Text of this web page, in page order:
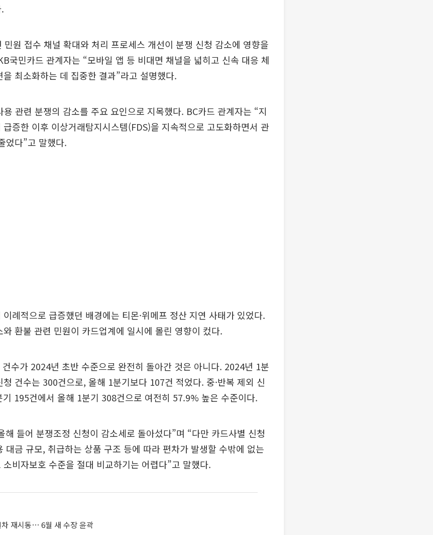
민원 접수 채널 확대와 처리 프로세스 개선이 분쟁 신청 감소에 영향을
국민카드 관계자는 “모바일 앱 등 비대면 채널을 넓히고 신속 대응 체
최소화하는 데 집중한 결과”라고 설명했다.
용 관련 분쟁의 감소를 주요 요인으로 지목했다. BC카드 관계자는 “지
증한 이후 이상거래탐지시스템(FDS)을 지속적으로 고도화하면서 관
었다”고 말했다.
례적으로 급증했던 배경에는 티몬·위메프 정산 지연 사태가 있었다.
환불 관련 민원이 카드업계에 일시에 몰린 영향이 컸다.
수가 2024년 초반 수준으로 완전히 돌아간 것은 아니다. 2024년 1분
건수는 300건으로, 올해 1분기보다 107건 적었다. 중·반복 제외 신
195건에서 올해 1분기 308건으로 여전히 57.9% 높은 수준이다.
해 들어 분쟁조정 신청이 감소세로 돌아섰다”며 “다만 카드사별 신청
대금 규모, 취급하는 상품 구조 등에 따라 편차가 발생할 수밖에 없는
비자보호 수준을 절대 비교하기는 어렵다”고 말했다.
재시동⋯ 6월 새 수장 윤곽